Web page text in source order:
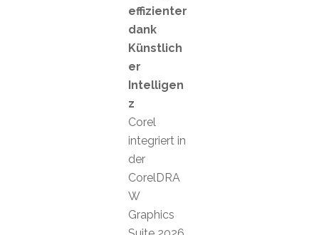
effizienter
dank
Künstlich
er
Intelligen
z
Corel
integriert in
der
CorelDRA
W
Graphics